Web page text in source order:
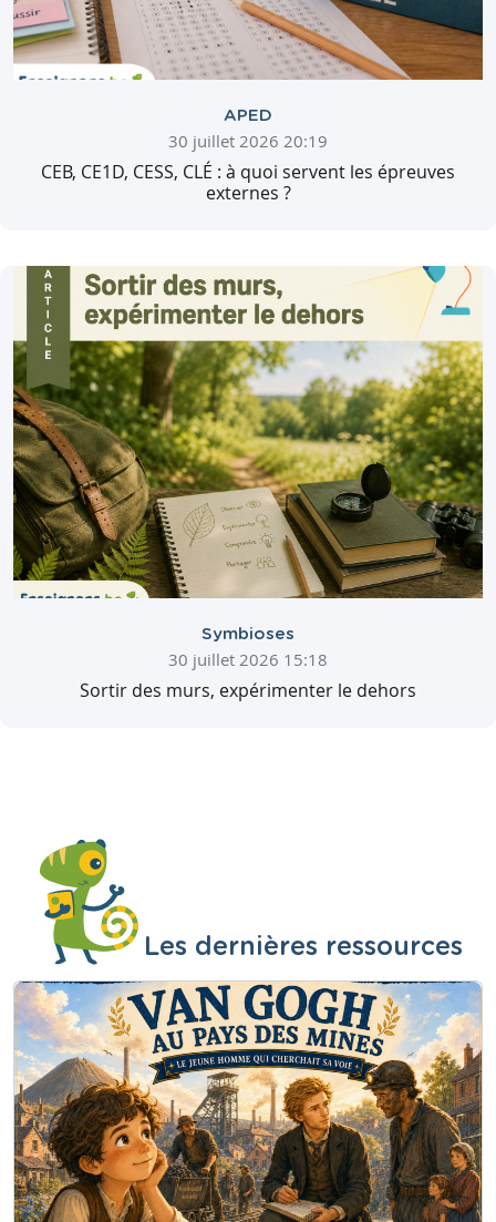
APED
30 juillet 2026 20:19
CEB, CE1D, CESS, CLÉ : à quoi servent les épreuves
externes ?
Symbioses
30 juillet 2026 15:18
Sortir des murs, expérimenter le dehors
Les dernières ressources